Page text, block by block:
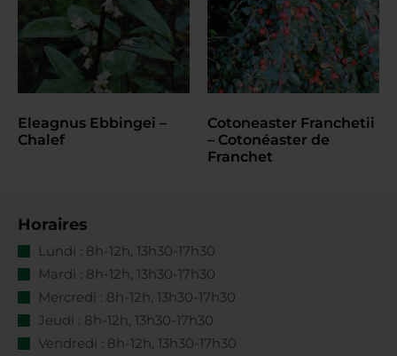
Eleagnus Ebbingei –
Chalef
Cotoneaster Franchetii
– Cotonéaster de
Franchet
Horaires
Lundi : 8h-12h, 13h30-17h30
Mardi : 8h-12h, 13h30-17h30
Mercredi : 8h-12h, 13h30-17h30
Jeudi : 8h-12h, 13h30-17h30
Vendredi : 8h-12h, 13h30-17h30